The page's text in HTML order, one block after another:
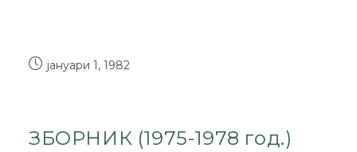
јануари 1, 1982
ЗБОРНИК (1975-1978 год.)